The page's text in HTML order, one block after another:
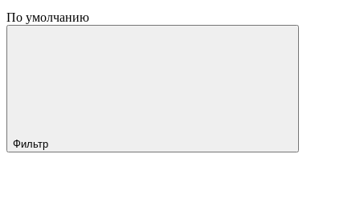
По умолчанию
Фильтр